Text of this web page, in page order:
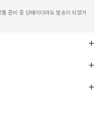
준비 중 상태이더라도 발송이 되었거